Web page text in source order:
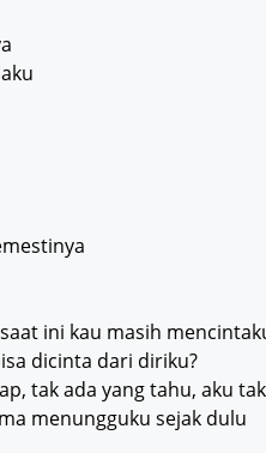
ini kau masih
dicinta dari diriku?
tak ada yang tahu, aku
menungguku sejak dulu